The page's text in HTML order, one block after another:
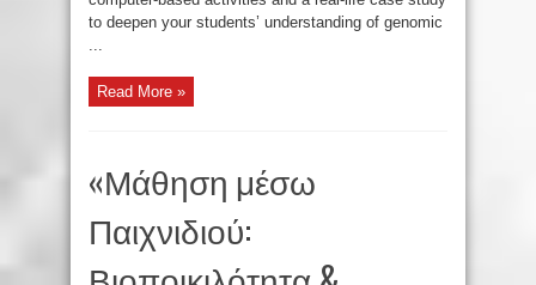
to deepen your students’ understanding of genomic
Read More »
«Μάθηση μέσω
Παιχνιδιού: